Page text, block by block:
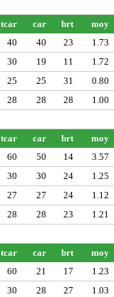
tcar car brt
moy
40 40 23
1.73
30 19 11
1.72
25 25 31
0.80
28 28 28 1.00
tcar car brt
moy
60 50 14
3.57
30 30 24
1.25
27 27 24
1.12
28 28 23 1.21
tcar car brt
moy
60 21 17
1.23
30 28 27
1.03